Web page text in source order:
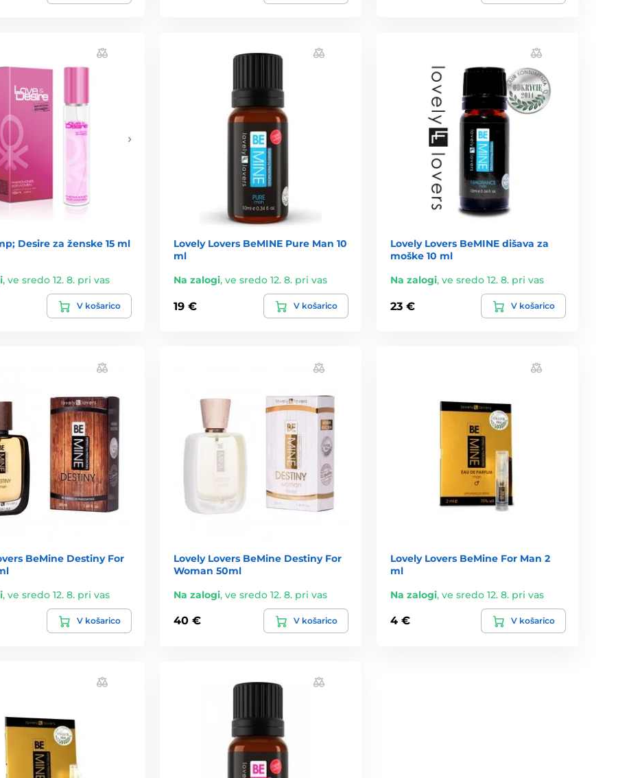
Desire za ženske 15 ml
, ve sredo 12. 8. pri vas
V košarico
Lovely Lovers BeMINE Pure Man 10
ml
Na zalogi, ve sredo 12. 8. pri vas
19 € V košarico
Lovely Lovers BeMINE dišava za
moške 10 ml
Na zalogi,ve sredo 12. 8. pri vas
23 € V košarico
BeMine Destiny For
, ve sredo 12. 8. pri vas
V košarico
Lovely Lovers BeMine Destiny For
Woman 50ml
Na zalogi, ve sredo 12. 8. pri vas
40 € V košarico
Lovely Lovers BeMine For Man 2
ml
Na zalogi,ve sredo 12. 8. pri vas
4 € V košarico